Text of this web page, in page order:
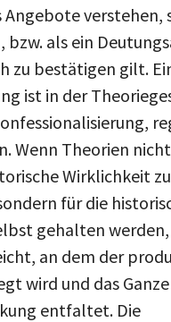
verstehen,
bzw. als ein
zu bestätigen gilt.
ist in der
Wenn Theorien
Wirklichkeit zu
für die
gehalten
an dem der
wird und das
entfaltet. Die